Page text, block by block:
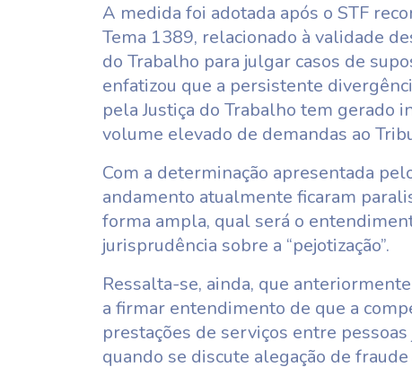
A medida foi adotada após o STF
Tema 1389, relacionado à validade
do Trabalho para julgar casos de
enfatizou que a persistente
pela Justiça do Trabalho tem gerado
volume elevado de demandas ao
Com a determinação apresentada
andamento atualmente ficaram
forma ampla, qual será o
jurisprudência sobre a “pejotização”.
Ressalta-se, ainda, que
a firmar entendimento de que a
prestações de serviços entre
quando se discute alegação de